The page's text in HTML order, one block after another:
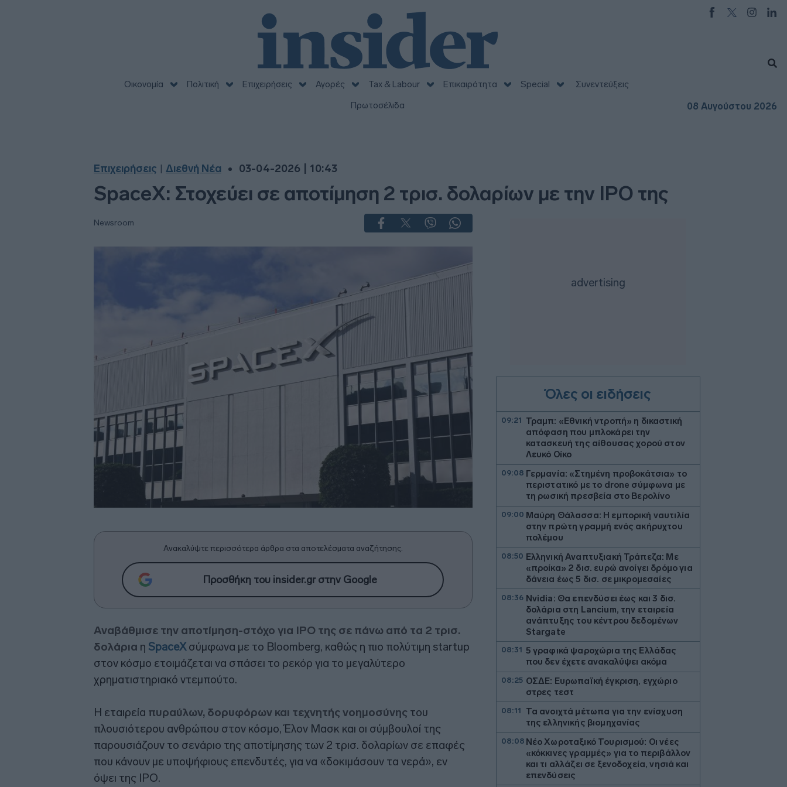
Οικονομία Πολιτική Επιχειρήσεις Αγορές Tax & Labour Επικαιρότητα Special
Συνεντεύξεις
Πρωτοσέλιδα
08 Αυγούστου 2026
Επιχειρήσεις Διεθνή Νέα 03-04-2026 | 10:43
SpaceX: Στοχεύει σε αποτίμηση 2 τρισ. δολαρίων με την IPO της
Newsroom
Ανακαλύψτε περισσότερα άρθρα στα αποτελέσματα αναζήτησης.
Προσθήκη του insider.gr στην Google
Αναβάθμισε την αποτίμηση-στόχο για ΙPO της σε πάνω από τα 2 τρισ.
δολάρια η SpaceXσύμφωνα με το Βloomberg, καθώς η πιο πολύτιμη startup
στον κόσμο ετοιμάζεται να σπάσει το ρεκόρ για το μεγαλύτερο
χρηματιστηριακό ντεμπούτο.
Η εταιρεία πυραύλων, δορυφόρων και τεχνητής νοημοσύνης του
πλουσιότερου ανθρώπου στον κόσμο, Έλον Μασκ και οι σύμβουλοί της
παρουσιάζουν το σενάριο της αποτίμησης των 2 τρισ. δολαρίων σε επαφές
που κάνουν με υποψήφιους επενδυτές, για να «δοκιμάσουν τα νερά», εν
όψει της IPO.
Όλες οι ειδήσεις
09:21 Τραμπ: «Εθνική ντροπή» η δικαστική
απόφαση που μπλοκάρει την
κατασκευή της αίθουσας χορού στον
Λευκό Οίκο
09:08 Γερμανία: «Στημένη προβοκάτσια» το
περιστατικό με το drone σύμφωνα με
τη ρωσική πρεσβεία στο Βερολίνο
09:00 Μαύρη Θάλασσα: Η εμπορική ναυτιλία
στην πρώτη γραμμή ενός ακήρυχτου
πολέμου
08:50 Ελληνική Αναπτυξιακή Τράπεζα: Με
«προίκα» 2 δισ. ευρώ ανοίγει δρόμο για
δάνεια έως 5 δισ. σε μικρομεσαίες
08:36 Nvidia: Θα επενδύσει έως και 3 δισ.
δολάρια στη Lancium, την εταιρεία
ανάπτυξης του κέντρου δεδομένων
Stargate
08:31 5 γραφικά ψαροχώρια της Ελλάδας
που δεν έχετε ανακαλύψει ακόμα
08:25 ΟΣΔΕ: Ευρωπαϊκή έγκριση, εγχώριο
στρες τεστ
08:11
Τα ανοιχτά μέτωπα για την ενίσχυση
της ελληνικής βιομηχανίας
08:08 Νέο Χωροταξικό Τουρισμού: Οι νέες
«κόκκινες γραμμές» για το περιβάλλον
και τι αλλάζει σε ξενοδοχεία, νησιά και
επενδύσεις